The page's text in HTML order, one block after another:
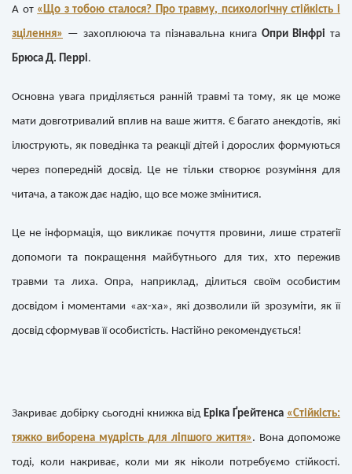
А от «Що з тобою сталося? Про травму, психологічну стійкість і
зцілення» — захоплююча та пізнавальна книга Опри Вінфрі та
Брюса Д. Перрі.
Основна увага приділяється ранній травмі та тому, як це може
мати довготривалий вплив на ваше життя. Є багато анекдотів, які
ілюструють, як поведінка та реакції дітей і дорослих формуються
через попередній досвід. Це не тільки створює розуміння для
читача, а також дає надію, що все може змінитися.
Це не інформація, що викликає почуття провини, лише стратегії
допомоги та покращення майбутнього для тих, хто пережив
травми та лиха. Опра, наприклад, ділиться своїм особистим
досвідом і моментами «ах-ха», які дозволили їй зрозуміти, як її
досвід сформував її особистість. Настійно рекомендується!
Закриває добірку сьогодні книжка відЕріка Ґрейтенса «Стійкість:
тяжко виборена мудрість для ліпшого життя». Вона допоможе
тоді, коли накриває, коли ми як ніколи потребуємо стійкості.